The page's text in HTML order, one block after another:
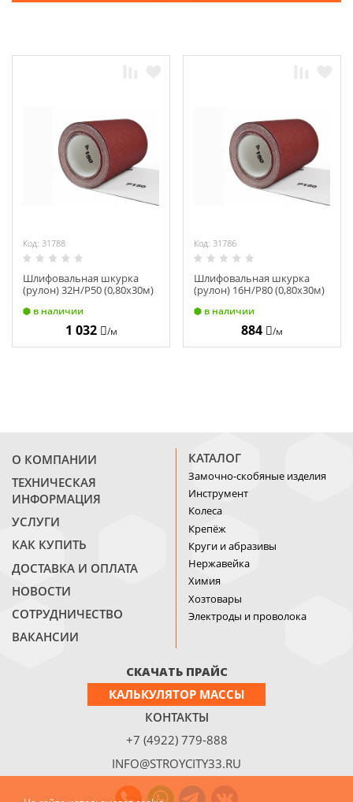
Код: 31788
Шлифовальная шкурка
(рулон) 32Н/Р50 (0,80х30м)
в наличии
1 032 /м
Код: 31786
Шлифовальная шкурка
(рулон) 16Н/Р80 (0,80х30м)
в наличии
884 /м
О КОМПАНИИ
ТЕХНИЧЕСКАЯ
ИНФОРМАЦИЯ
УСЛУГИ
КАК КУПИТЬ
ДОСТАВКА И ОПЛАТА
НОВОСТИ
СОТРУДНИЧЕСТВО
ВАКАНСИИ
КАТАЛОГ
Замочно-скобяные изделия
Инструмент
Колеса
Крепёж
Круги и абразивы
Нержавейка
Химия
Хозтовары
Электроды и проволока
СКАЧАТЬ ПРАЙС
КАЛЬКУЛЯТОР МАССЫ
КОНТАКТЫ
+7 (4922) 779-888
INFO@STROYCITY33.RU